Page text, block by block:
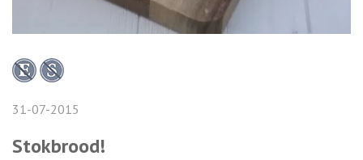
31-07-2015
Stokbrood!